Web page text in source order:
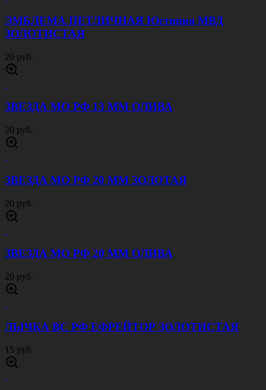
ЭМБЛЕМА ПЕТЛИЧНАЯ Юстиция МВД
ЗОЛОТИСТАЯ
20 руб.
ЗВЕЗДА МО РФ 13 ММ ОЛИВА
20 руб.
ЗВЕЗДА МО РФ 20 ММ ЗОЛОТАЯ
20 руб.
ЗВЕЗДА МО РФ 20 ММ ОЛИВА
20 руб.
ЛЫЧКА ВС РФ ЕФРЕЙТОР ЗОЛОТИСТАЯ
15 руб.